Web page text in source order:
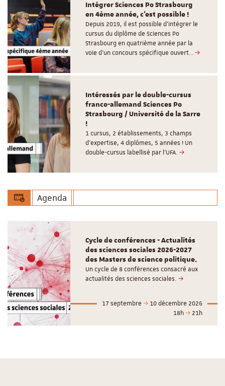
Intégrer Sciences Po Strasbourg
en 4ème année, c'est possible !
Depuis 2019, il est possible d’intégrer le
cursus du diplôme de Sciences Po
Strasbourg en quatrième année par la
voie d’un concours spécifique ouvert…
Intéressés par le double-cursus
franco-allemand Sciences Po
Strasbourg / Université de la Sarre
!
1 cursus, 2 établissements, 3 champs
d’expertise, 4 diplômes, 5 années ! Un
double-cursus labellisé par l'UFA.
Agenda
Cycle de conférences - Actualités
des sciences sociales 2026-2027
des Masters de science politique.
Un cycle de 8 conférences consacré aux
actualités des sciences sociales.
17 septembre
10 décembre 2026
18h
21h